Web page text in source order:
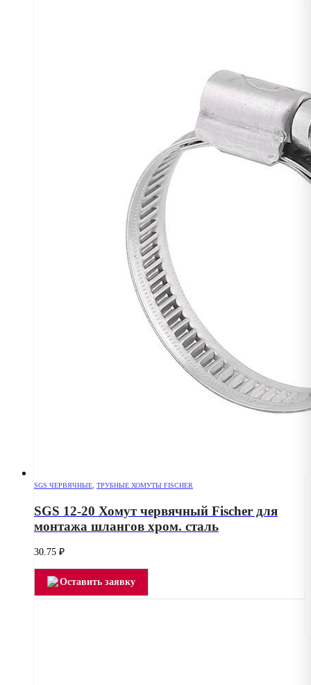
SGS ЧЕРВЯЧНЫЕ ТРУБНЫЕ ХОМУТЫ FISCHER
SGS 12-20 Хомут червячный Fischer для
монтажа шлангов хром. сталь
30.75 ₽
Оставить заявку